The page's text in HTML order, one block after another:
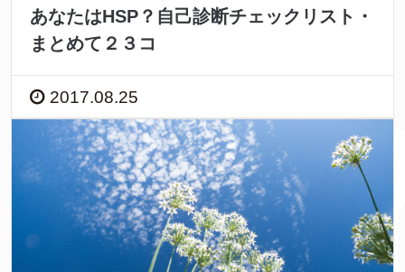
あなたはHSP？自己診断チェックリスト・
まとめて２３コ
2017.08.25